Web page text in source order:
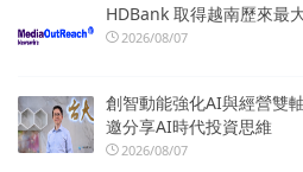
HDBank 取得越南歷來最
2026/08/07
創智動能強化AI與經營雙
邀分享AI時代投資思維
2026/08/07